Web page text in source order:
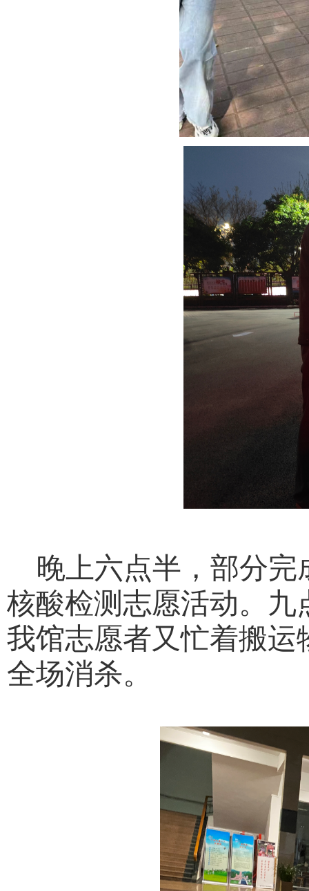
晚上六点半，部分
核酸检测志愿活动。
我馆志愿者又忙着搬
全场消杀。